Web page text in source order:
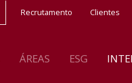
Recrutamento Clientes
ÁREAS ESG